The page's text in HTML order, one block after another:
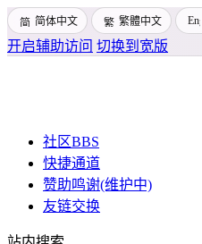
简体中文 繁體中文
开启辅助访问 切换到宽版
社区BBS
快捷通道
赞助鸣谢(维护中)
友链交换